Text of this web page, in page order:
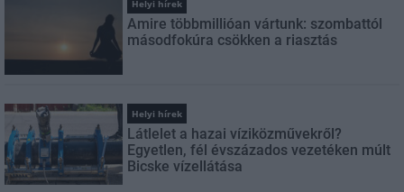
Helyi hírek
Amire többmillióan vártunk: szombattól
másodfokúra csökken a riasztás
Helyi hírek
Látlelet a hazai víziközművekről?
Egyetlen, fél évszázados vezetéken múlt
Bicske vízellátása